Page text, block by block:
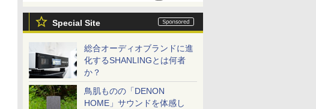
Special Site
総合オーディオブランドに進
化するSHANLINGとは何者
か？
鳥肌ものの「DENON
HOME」サウンドを体感し